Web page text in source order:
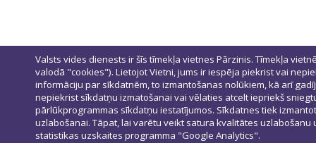
Valsts vides dienests ir šīs tīmekļa vietnes Pārzinis. Tīmekļa
valodā "cookies"). Lietojot Vietni, jums ir iespēja piekrist vai
informāciju par sīkdatnēm, to izmantošanas nolūkiem, kā arī
nepiekrist sīkdatņu izmatošanai vai vēlaties atcelt iepriekš
pārlūkprogrammas sīkdatņu iestatījumos. Sīkdatnes tiek
uzlabošanai. Tāpat, lai varētu veikt satura kvalitātes
statistikas uzskaites programma "Google Analytics".